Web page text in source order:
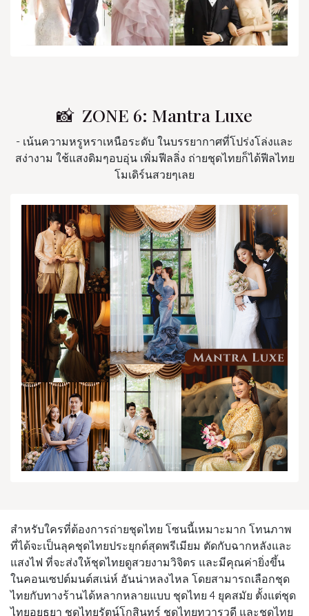
📸 ZONE 6: Mantra Luxe
- เน้นความหรูหราเหนือระดับ ในบรรยากาศที่โปร่งโล่งและ
สง่างาม ใช้แสงดิมๆอบอุ่น เพิ่มฟีลลิ่ง ถ่ายชุดไทยก็ได้ฟีลไทย
โมเดิร์นสวยๆเลย
สำหรับใครที่ต้องการถ่ายชุดไทย โซนนี้เหมาะมาก โทนภาพ
ที่ได้จะเป็นลุคชุดไทยประยุกต์สุดพรีเมียม ตัดกับฉากหลังและ
แสงไฟ ที่จะส่งให้ชุดไทยดูสวยงามวิจิตร และมีคุณค่ายิ่งขึ้น
ในคอนเซปต์มนต์สเน่ห์ อันน่าหลงไหล โดยสามารถเลือกชุด
ไทยกับทางร้านได้หลากหลายแบบ ชุดไทย 4 ยุคสมัย ตั้งแต่ชุด
ไทยอยุธยา ชุดไทยรัตน์โกสินทร์ ชุดไทยทวารวดี และชุดไทย